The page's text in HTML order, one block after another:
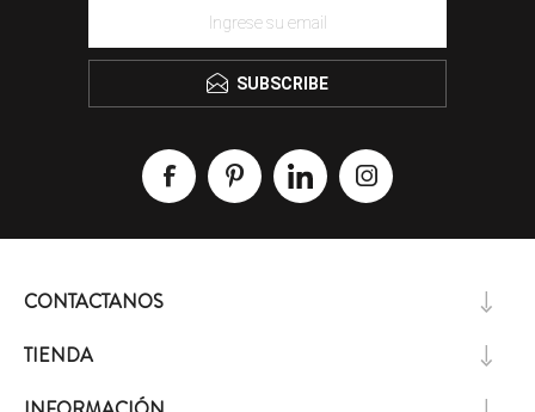
SUBSCRIBE
CONTACTANOS
TIENDA